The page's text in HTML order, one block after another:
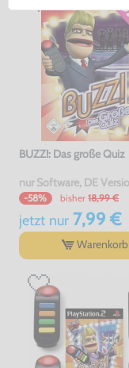
BUZZ!: Das große Quiz
-58% bisher 18,99 €
jetzt nur7,99 €
Warenkorb